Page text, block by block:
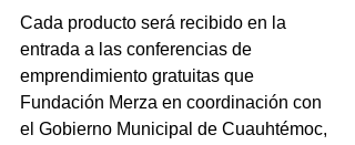
Cada producto será recibido en la
entrada a las conferencias de
emprendimiento gratuitas que
Fundación Merza en coordinación con
el Gobierno Municipal de Cuauhtémoc,